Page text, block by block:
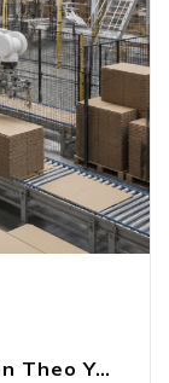
Dịch Vụ Sản Xuất Thùng Carton Theo Yêu Cầu